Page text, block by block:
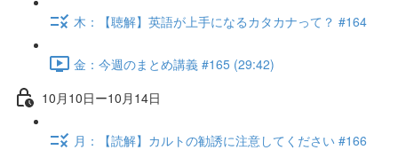
木：【聴解】英語が上手になるカタカナって？ #164
金：今週のまとめ講義 #165 (29:42)
10月10日ー10月14日
月：【読解】カルトの勧誘に注意してください #166